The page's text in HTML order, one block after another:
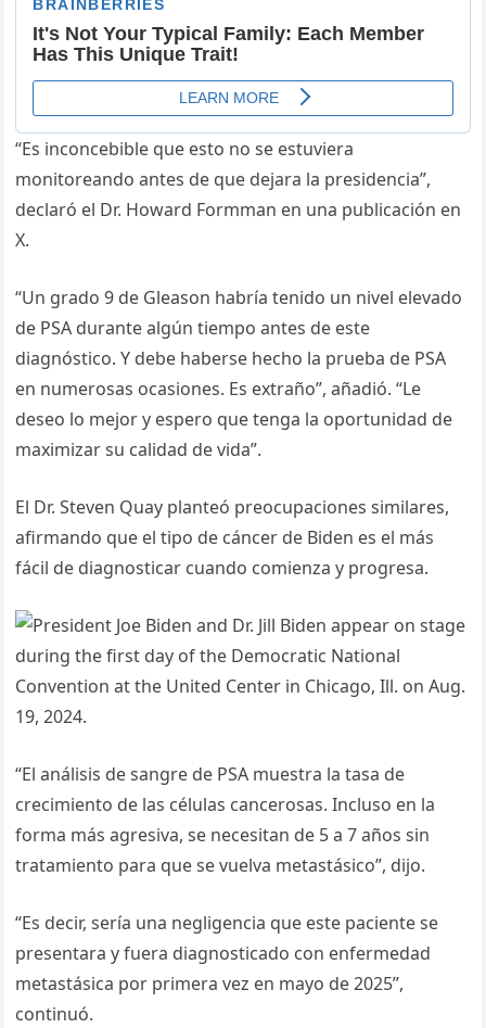
“Es inconcebible que esto no se estuviera
monitoreando antes de que dejara la presidencia”,
declaró el Dr. Howard Formman en una publicación en
X.
“Un grado 9 de Gleason habría tenido un nivel elevado
de PSA durante algún tiempo antes de este
diagnóstico. Y debe haberse hecho la prueba de PSA
en numerosas ocasiones. Es extraño”, añadió. “Le
deseo lo mejor y espero que tenga la oportunidad de
maximizar su calidad de vida”.
El Dr. Steven Quay planteó preocupaciones similares,
afirmando que el tipo de cáncer de Biden es el más
fácil de diagnosticar cuando comienza y progresa.
“El análisis de sangre de PSA muestra la tasa de
crecimiento de las células cancerosas. Incluso en la
forma más agresiva, se necesitan de 5 a 7 años sin
tratamiento para que se vuelva metastásico”, dijo.
“Es decir, sería una negligencia que este paciente se
presentara y fuera diagnosticado con enfermedad
metastásica por primera vez en mayo de 2025”,
continuó.